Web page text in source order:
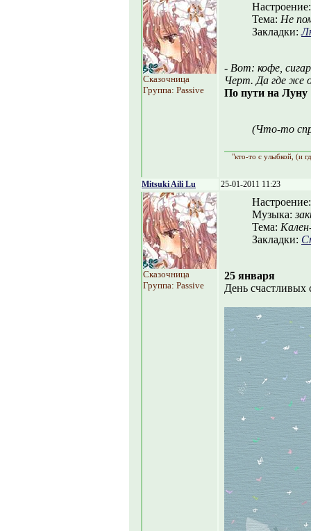
Сказочница
Группа: Passive
Тема: Не
Закладки:
- Вот: кофе,
Черт. Да где же
По пути на Луну
(Что-то
"кто-то с улыбкой, (и
Mitsuki Aili Lu 25-01-2011 11:23
Сказочница
Группа: Passive
Музыка:
Тема:
Закладки:
25 января
День счастливых